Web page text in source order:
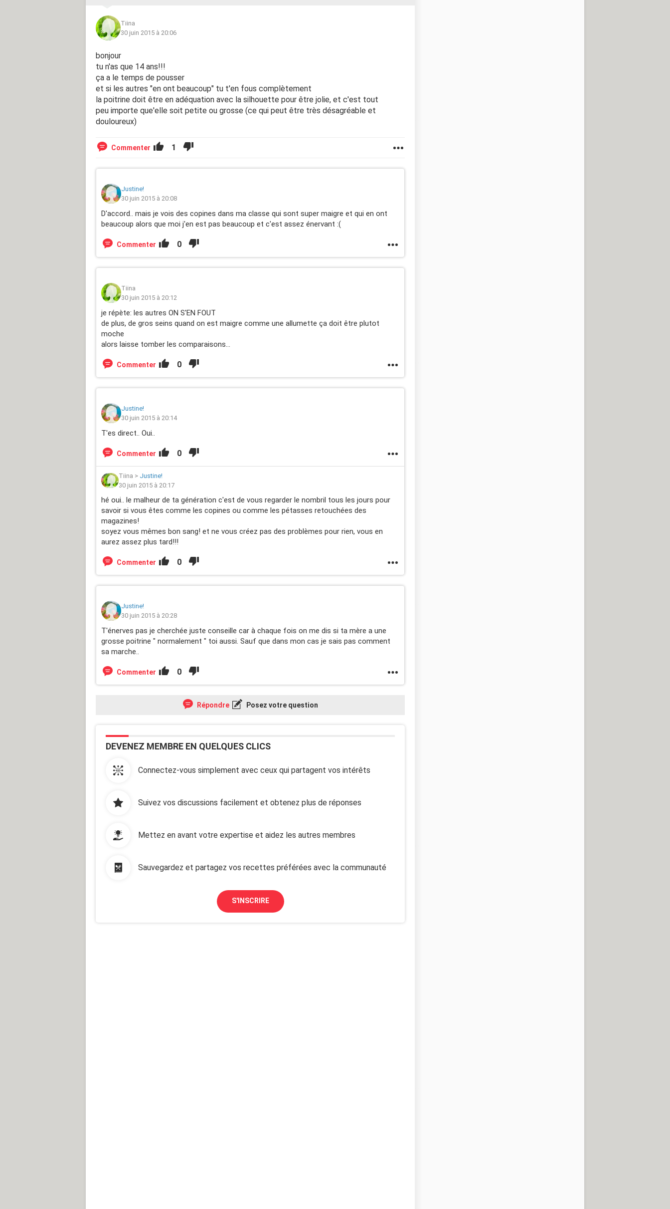
Tiina
30 juin 2015 à 20:06
bonjour
tu n'as que 14 ans!!!
ça a le temps de pousser
et si les autres "en ont beaucoup" tu t'en fous complètement
la poitrine doit être en adéquation avec la silhouette pour être jolie, et c'est tout
peu importe que'elle soit petite ou grosse (ce qui peut être très désagréable et
douloureux)
Commenter 1
Justine!
30 juin 2015 à 20:08
D'accord.. mais je vois des copines dans ma classe qui sont super maigre et qui en ont
beaucoup alors que moi j'en est pas beaucoup et c'est assez énervant :(
Commenter 0
Tiina
30 juin 2015 à 20:12
je répète: les autres ON S'EN FOUT
de plus, de gros seins quand on est maigre comme une allumette ça doit être plutot
moche
alors laisse tomber les comparaisons...
Commenter 0
Justine!
30 juin 2015 à 20:14
T'es direct.. Oui..
Commenter 0
Tiina > Justine!
30 juin 2015 à 20:17
hé oui.. le malheur de ta génération c'est de vous regarder le nombril tous les jours pour
savoir si vous êtes comme les copines ou comme les pétasses retouchées des
magazines!
soyez vous mêmes bon sang! et ne vous créez pas des problèmes pour rien, vous en
aurez assez plus tard!!!
Commenter 0
Justine!
30 juin 2015 à 20:28
T'énerves pas je cherchée juste conseille car à chaque fois on me dis si ta mère a une
grosse poitrine " normalement " toi aussi. Sauf que dans mon cas je sais pas comment
sa marche..
Commenter 0
Répondre Posez votre question
DEVENEZ MEMBRE EN QUELQUES CLICS
Connectez-vous simplement avec ceux qui partagent vos intérêts
Suivez vos discussions facilement et obtenez plus de réponses
Mettez en avant votre expertise et aidez les autres membres
Sauvegardez et partagez vos recettes préférées avec la communauté
S'INSCRIRE